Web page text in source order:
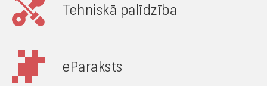
Tehniskā palīdzība
eParaksts